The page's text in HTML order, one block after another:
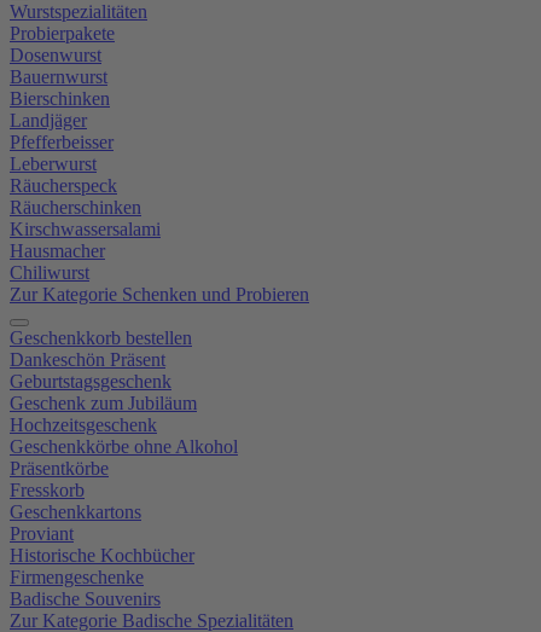
Wurstspezialitäten
Probierpakete
Dosenwurst
Bauernwurst
Bierschinken
Landjäger
Pfefferbeisser
Leberwurst
Räucherspeck
Räucherschinken
Kirschwassersalami
Hausmacher
Chiliwurst
Zur Kategorie Schenken und Probieren
Geschenkkorb bestellen
Dankeschön Präsent
Geburtstagsgeschenk
Geschenk zum Jubiläum
Hochzeitsgeschenk
Geschenkkörbe ohne Alkohol
Präsentkörbe
Fresskorb
Geschenkkartons
Proviant
Historische Kochbücher
Firmengeschenke
Badische Souvenirs
Zur Kategorie Badische Spezialitäten